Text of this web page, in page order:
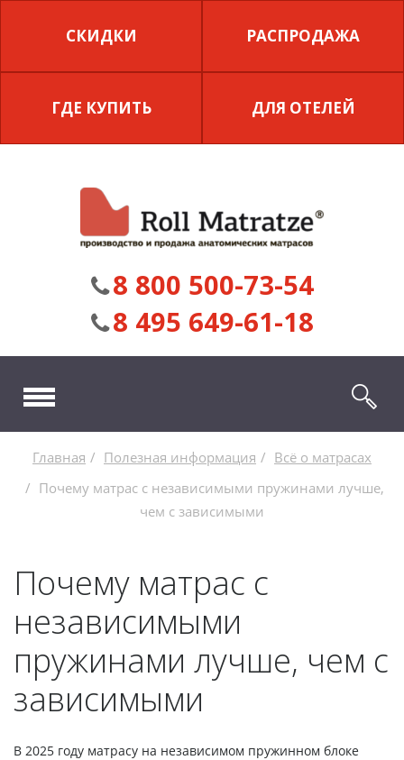
СКИДКИ РАСПРОДАЖА
ГДЕ КУПИТЬ ДЛЯ ОТЕЛЕЙ
8 800 500-73-54
8 495 649-61-18
Главная Полезная информация
Всё о матрасах
Почему матрас с независимыми пружинами лучше,
чем с зависимыми
Почему матрас с
независимыми
пружинами лучше, чем с
зависимыми
В 2025 году матрасу на независимом пружинном блоке